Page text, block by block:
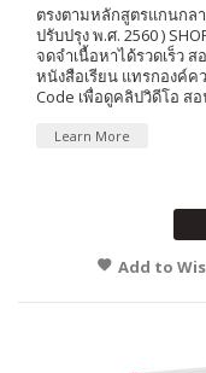
ตรงตามหลักสูตรแกนกล
ปรับปรุง พ.ศ. 2560 )
จดจำเนื้อหาได้รวดเร็ว
หนังสือเรียน แทรกองค์ค
Code เพื่อดูคลิปวิดีโอ ส
Learn More
Add to